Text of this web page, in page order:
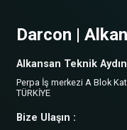
Darcon |
Alkansan Teknik
Perpa İş merkezi A Blok
TÜRKİYE
Bize Ulaşın :